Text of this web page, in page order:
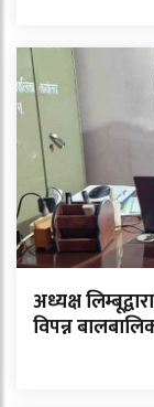
अध्यक्ष
विपन्न